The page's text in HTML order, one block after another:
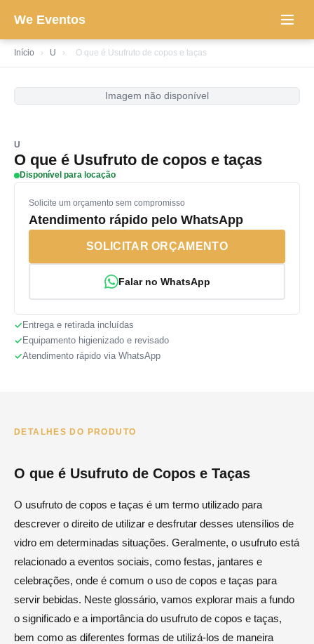
We Eventos
Início › U › O que é Usufruto de copos e taças
Imagem não disponível
U
O que é Usufruto de copos e taças
Disponível para locação
Solicite um orçamento sem compromisso
Atendimento rápido pelo WhatsApp
SOLICITAR ORÇAMENTO
Falar no WhatsApp
Entrega e retirada incluídas
Equipamento higienizado e revisado
Atendimento rápido via WhatsApp
DETALHES DO PRODUTO
O que é Usufruto de Copos e Taças
O usufruto de copos e taças é um termo utilizado para
descrever o direito de utilizar e desfrutar desses utensílios de
vidro em determinadas situações. Geralmente, o usufruto está
relacionado a eventos sociais, como festas, jantares e
celebrações, onde é comum o uso de copos e taças para
servir bebidas. Neste glossário, vamos explorar mais a fundo
o significado e a importância do usufruto de copos e taças,
bem como as diferentes formas de utilizá-los de maneira